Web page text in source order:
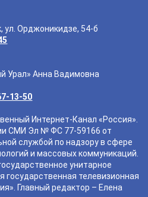
ул. Орджоникидзе, 54-б
Урал» Анна Вадимовна
13-50
Интернет-Канал «Россия».
СМИ Эл № ФС 77-59166 от
службой по надзору в сфере
и массовых коммуникаций.
унитарное
государственная телевизионная
Главный редактор – Елена